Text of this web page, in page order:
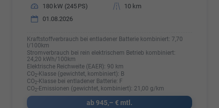
Leistung
180 kW (245 PS) Kilometerstand
10 km
01.08.2026
Kraftstoffverbrauch bei entladener Batterie kombiniert:7,70
l/100km
Stromverbrauch bei rein elektrischem Betrieb kombiniert:
24,20 kWh/100km
Elektrische Reichweite (EAER): 90 km
CO2-Klasse (gewichtet, kombiniert): B
CO2-Klasse bei entladener Batterie: F
CO2-Emissionen (gewichtet, kombiniert): 21,00 g/km
ab 945,– € mtl.